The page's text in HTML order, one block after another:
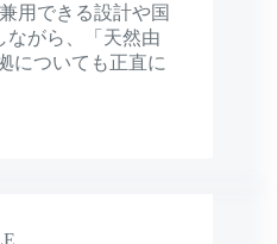
用できる設計や国
ながら、「天然由
についても正直に